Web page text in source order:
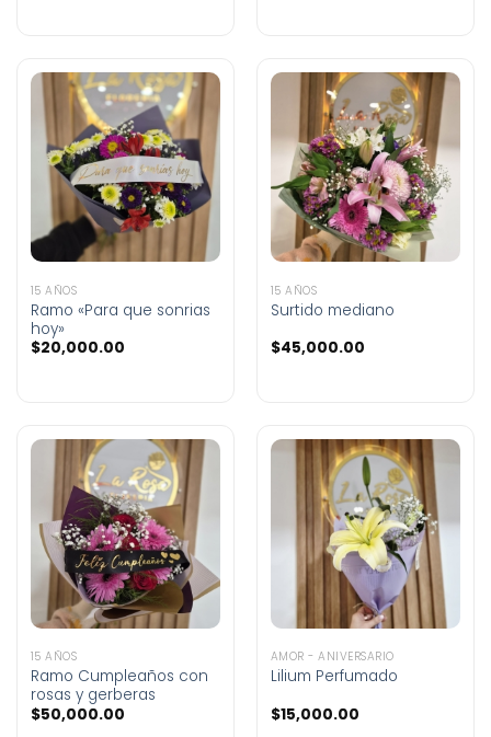
15 AÑOS
Ramo «Para que sonrias
hoy»
$20,000.00
15 AÑOS
Surtido mediano
$45,000.00
15 AÑOS
Ramo Cumpleaños con
rosas y gerberas
$50,000.00
AMOR - ANIVERSARIO
Lilium Perfumado
$15,000.00